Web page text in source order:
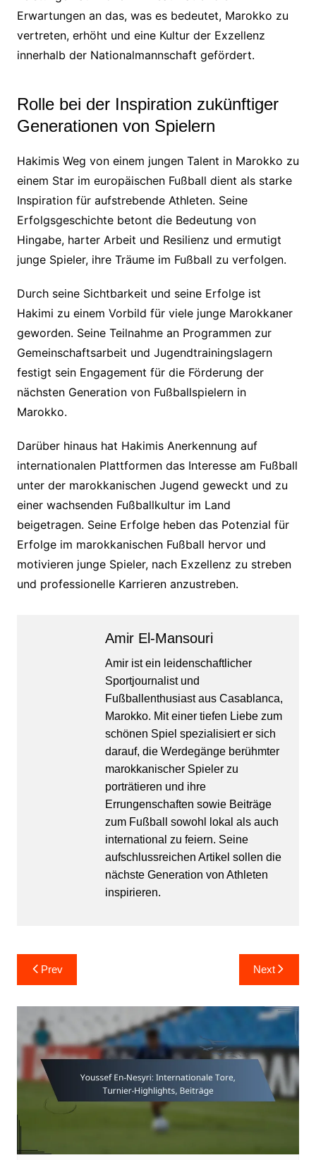
Erwartungen an das, was es bedeutet, Marokko zu
vertreten, erhöht und eine Kultur der Exzellenz
innerhalb der Nationalmannschaft gefördert.
Rolle bei der Inspiration zukünftiger
Generationen von Spielern
Hakimis Weg von einem jungen Talent in Marokko zu
einem Star im europäischen Fußball dient als starke
Inspiration für aufstrebende Athleten. Seine
Erfolgsgeschichte betont die Bedeutung von
Hingabe, harter Arbeit und Resilienz und ermutigt
junge Spieler, ihre Träume im Fußball zu verfolgen.
Durch seine Sichtbarkeit und seine Erfolge ist
Hakimi zu einem Vorbild für viele junge Marokkaner
geworden. Seine Teilnahme an Programmen zur
Gemeinschaftsarbeit und Jugendtrainingslagern
festigt sein Engagement für die Förderung der
nächsten Generation von Fußballspielern in
Marokko.
Darüber hinaus hat Hakimis Anerkennung auf
internationalen Plattformen das Interesse am Fußball
unter der marokkanischen Jugend geweckt und zu
einer wachsenden Fußballkultur im Land
beigetragen. Seine Erfolge heben das Potenzial für
Erfolge im marokkanischen Fußball hervor und
motivieren junge Spieler, nach Exzellenz zu streben
und professionelle Karrieren anzustreben.
Amir El-Mansouri
Amir ist ein leidenschaftlicher
Sportjournalist und
Fußballenthusiast aus Casablanca,
Marokko. Mit einer tiefen Liebe zum
schönen Spiel spezialisiert er sich
darauf, die Werdegänge berühmter
marokkanischer Spieler zu
porträtieren und ihre
Errungenschaften sowie Beiträge
zum Fußball sowohl lokal als auch
international zu feiern. Seine
aufschlussreichen Artikel sollen die
nächste Generation von Athleten
inspirieren.
Post
navigation
Prev Next